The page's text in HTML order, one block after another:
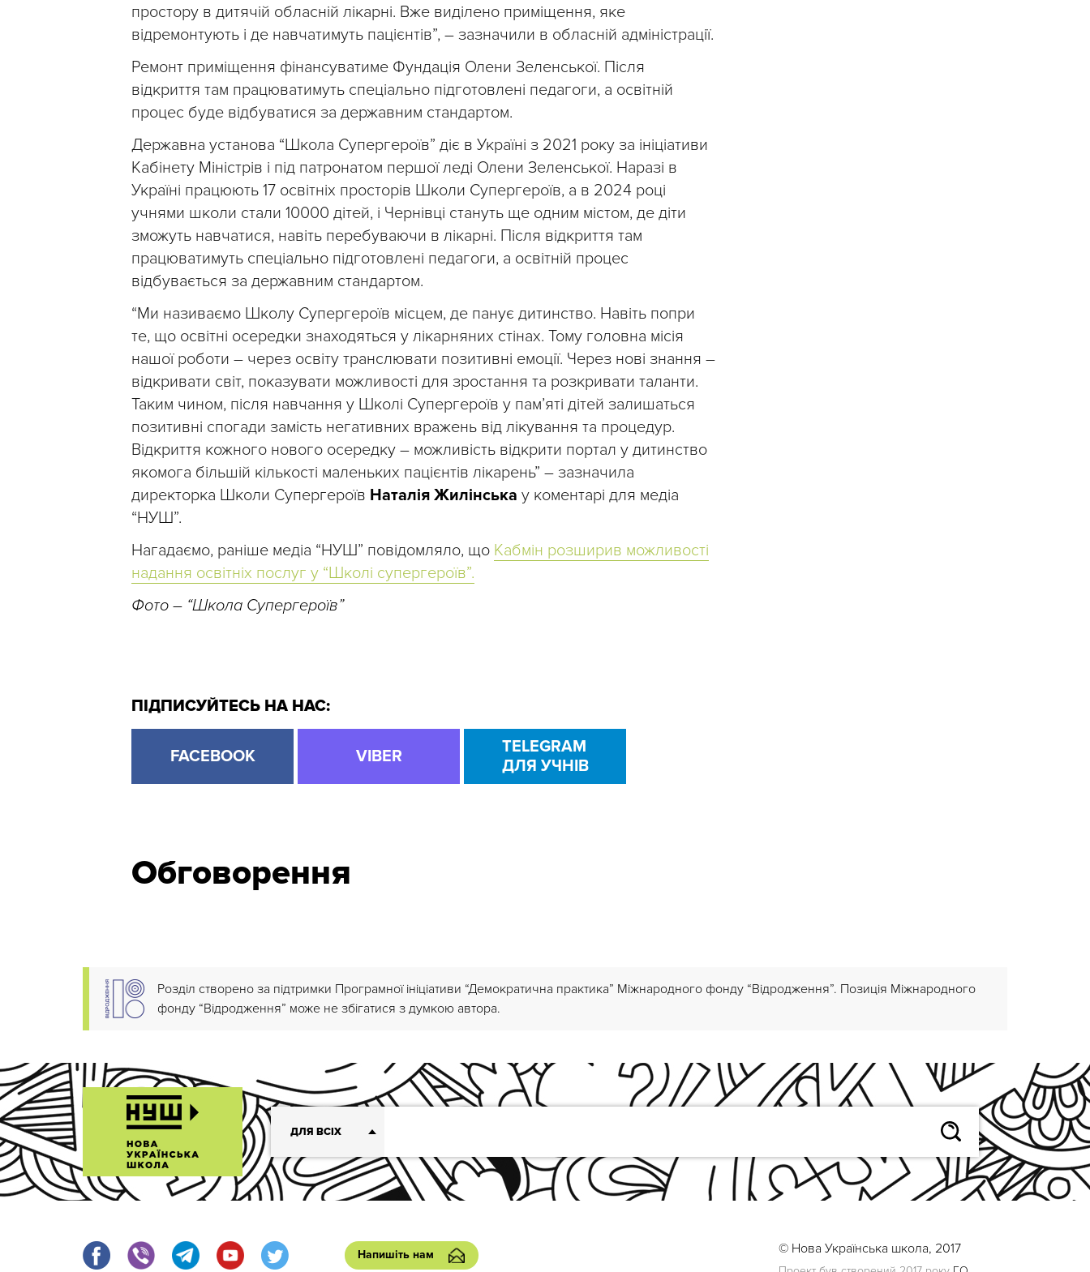
простору в дитячій обласній лікарні. Вже виділено приміщення, яке
відремонтують і де навчатимуть пацієнтів”, – зазначили в обласній адміністрації.
Ремонт приміщення фінансуватиме Фундація Олени Зеленської. Після
відкриття там працюватимуть спеціально підготовлені педагоги, а освітній
процес буде відбуватися за державним стандартом.
Державна установа “Школа Супергероїв” діє в Україні з 2021 року за ініціативи
Кабінету Міністрів і під патронатом першої леді Олени Зеленської. Наразі в
Україні працюють 17 освітніх просторів Школи Супергероїв, а в 2024 році
учнями школи стали 10000 дітей, і Чернівці стануть ще одним містом, де діти
зможуть навчатися, навіть перебуваючи в лікарні. Після відкриття там
працюватимуть спеціально підготовлені педагоги, а освітній процес
відбувається за державним стандартом.
“Ми називаємо Школу Супергероїв місцем, де панує дитинство. Навіть попри
те, що освітні осередки знаходяться у лікарняних стінах. Тому головна місія
нашої роботи – через освіту транслювати позитивні емоції. Через нові знання –
відкривати світ, показувати можливості для зростання та розкривати таланти.
Таким чином, після навчання у Школі Супергероїв у памʼяті дітей залишаться
позитивні спогади замість негативних вражень від лікування та процедур.
Відкриття кожного нового осередку – можливість відкрити портал у дитинство
якомога більшій кількості маленьких пацієнтів лікарень” – зазначила
директорка Школи Супергероїв Наталія Жилінська у коментарі для медіа
“НУШ”.
Нагадаємо, раніше медіа “НУШ” повідомляло, що Кабмін розширив можливості
надання освітніх послуг у “Школі супергероїв”.
Фото – “Школа Супергероїв”
ПІДПИСУЙТЕСЬ НА НАС:
FACEBOOK VIBER
TELEGRAM
ДЛЯ УЧНІВ
Обговорення
Розділ створено за підтримки Програмної ініціативи “Демократична практика” Міжнародного фонду “Відродження”. Позиція Міжнародного
фонду “Відродження” може не збігатися з думкою автора.
ДЛЯ ВСІХ
Напишіть нам © Нова Українська школа, 2017